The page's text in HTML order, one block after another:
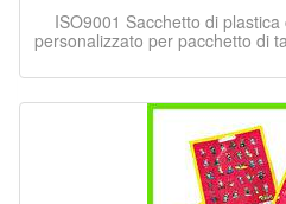
ISO9001 Sacchetto di
personalizzato per pacchetto di